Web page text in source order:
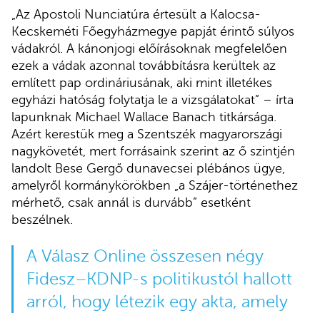
„Az Apostoli Nunciatúra értesült a Kalocsa-
Kecskeméti Főegyházmegye papját érintő súlyos
vádakról. A kánonjogi előírásoknak megfelelően
ezek a vádak azonnal továbbításra kerültek az
említett pap ordináriusának, aki mint illetékes
egyházi hatóság folytatja le a vizsgálatokat” – írta
lapunknak Michael Wallace Banach titkársága.
Azért kerestük meg a Szentszék magyarországi
nagykövetét, mert forrásaink szerint az ő szintjén
landolt Bese Gergő dunavecsei plébános ügye,
amelyről kormánykörökben „a Szájer-történethez
mérhető, csak annál is durvább” esetként
beszélnek.
A Válasz Online összesen négy
Fidesz–KDNP-s politikustól hallott
arról, hogy létezik egy akta, amely